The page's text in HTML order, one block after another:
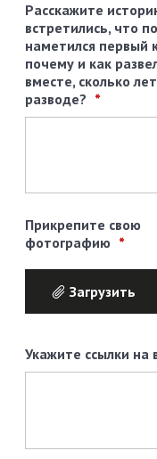
Расскажите
встретились, что
наметился первый
почему и как
вместе, сколько
разводе?
Прикрепите свою
фотографию
Загрузить
Укажите ссылки на